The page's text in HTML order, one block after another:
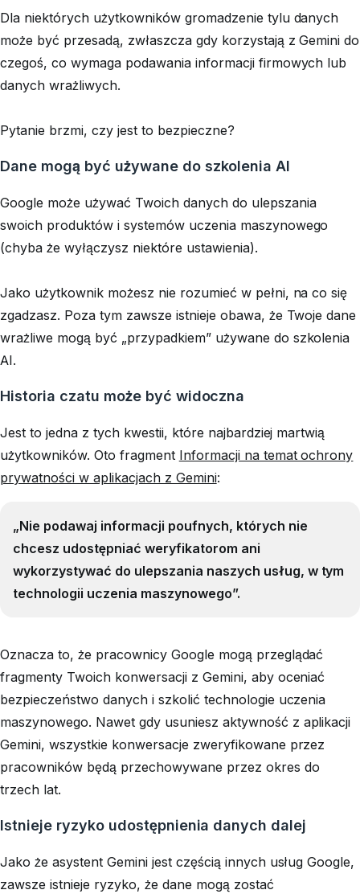
Dla niektórych użytkowników gromadzenie tylu danych
może być przesadą, zwłaszcza gdy korzystają z Gemini do
czegoś, co wymaga podawania informacji firmowych lub
danych wrażliwych.
Pytanie brzmi, czy jest to bezpieczne?
Dane mogą być używane do szkolenia AI
Google może używać Twoich danych do ulepszania
swoich produktów i systemów uczenia maszynowego
(chyba że wyłączysz niektóre ustawienia).
Jako użytkownik możesz nie rozumieć w pełni, na co się
zgadzasz. Poza tym zawsze istnieje obawa, że Twoje dane
wrażliwe mogą być „przypadkiem” używane do szkolenia
AI.
Historia czatu może być widoczna
Jest to jedna z tych kwestii, które najbardziej martwią
użytkowników. Oto fragment Informacji na temat ochrony
prywatności w aplikacjach z Gemini:
„Nie podawaj informacji poufnych, których nie
chcesz udostępniać weryfikatorom ani
wykorzystywać do ulepszania naszych usług, w tym
technologii uczenia maszynowego”.
Oznacza to, że pracownicy Google mogą przeglądać
fragmenty Twoich konwersacji z Gemini, aby oceniać
bezpieczeństwo danych i szkolić technologie uczenia
maszynowego. Nawet gdy usuniesz aktywność z aplikacji
Gemini, wszystkie konwersacje zweryfikowane przez
pracowników będą przechowywane przez okres do
trzech lat.
Istnieje ryzyko udostępnienia danych dalej
Jako że asystent Gemini jest częścią innych usług Google,
zawsze istnieje ryzyko, że dane mogą zostać